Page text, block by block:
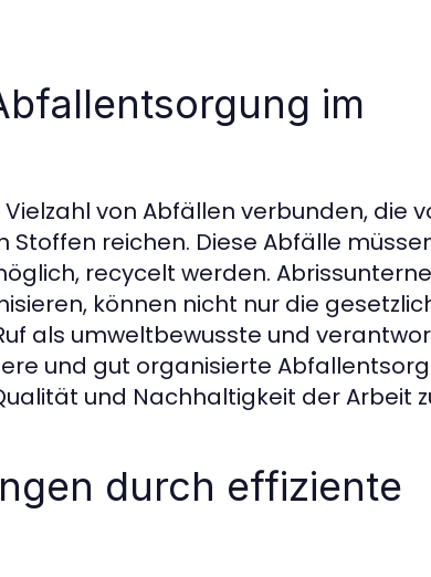
im
von Abfällen verbunden, die
Stoffen reichen. Diese Abfälle
recycelt werden.
können nicht nur die
als umweltbewusste und
und gut organisierte
und Nachhaltigkeit der Arbeit
durch effiziente